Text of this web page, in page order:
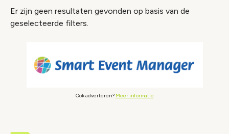
Nieuws index
Er zijn geen resultaten gevonden op basis van de
geselecteerde filters.
Ook adverteren? Meer informatie